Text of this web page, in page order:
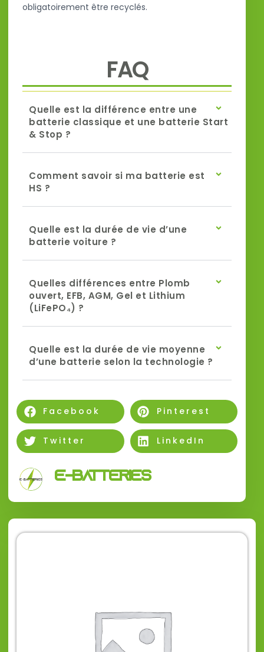
obligatoirement être recyclés.
FAQ
Quelle est la différence entre une
batterie classique et une batterie Start
& Stop ?
Comment savoir si ma batterie est
HS ?
Quelle est la durée de vie d’une
batterie voiture ?
Quelles différences entre Plomb
ouvert, EFB, AGM, Gel et Lithium
(LiFePO₄) ?
Quelle est la durée de vie moyenne
d’une batterie selon la technologie ?
Facebook Pinterest
Twitter LinkedIn
E-Batteries